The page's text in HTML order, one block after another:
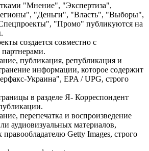
"Мнение", "Экспертиза",
"Деньги", "Власть", "Выборы",
"Промо" публикуются на
создается совместно с
публикация, републикация и
информации, которое содержит
Украина", EPA / UPG, строго
в разделе Я- Корреспондент
перепечатка и воспроизведение
аудиовизуальных материалов,
Getty Images, строго